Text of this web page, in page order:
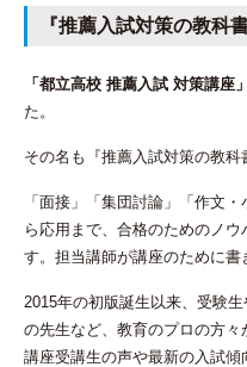
『推薦入試対策の教科
「都立高校 推薦入試 対策講座
た。
その名も『推薦入試対策の教科
「面接」「集団討論」「作文
ら応用まで、合格のためのノ
す。担当講師が講座のために書
2015年の初版誕生以来、受験
の先生など、教育のプロの方々
講座受講生の声や最新の入試